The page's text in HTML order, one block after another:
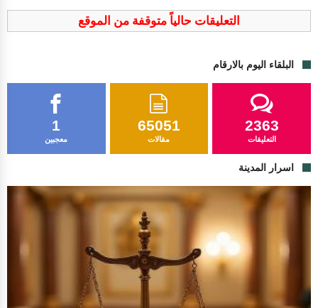
التعليقات حالياً متوقفة من الموقع
البلقاء اليوم بالارقام
1
معجبين
65051
مقالات
2363
التعليقات
اسرار المدينة